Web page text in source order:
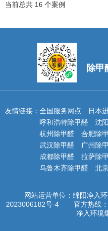
当前总共 16 个案例
除甲
友情链接： 全国服务网点 日本
呼和浩特除甲醛
沈
杭州除甲醛
合肥除
武汉除甲醛
广州除
成都除甲醛
拉萨除
乌鲁木齐除甲醛
北
网站运营单位：绵阳净入
2023006182号-4
官方热线：
净入环境